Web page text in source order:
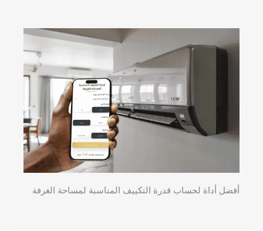
أفضل أداة لحساب قدرة التكييف المناسبة لمساحة الغرفة